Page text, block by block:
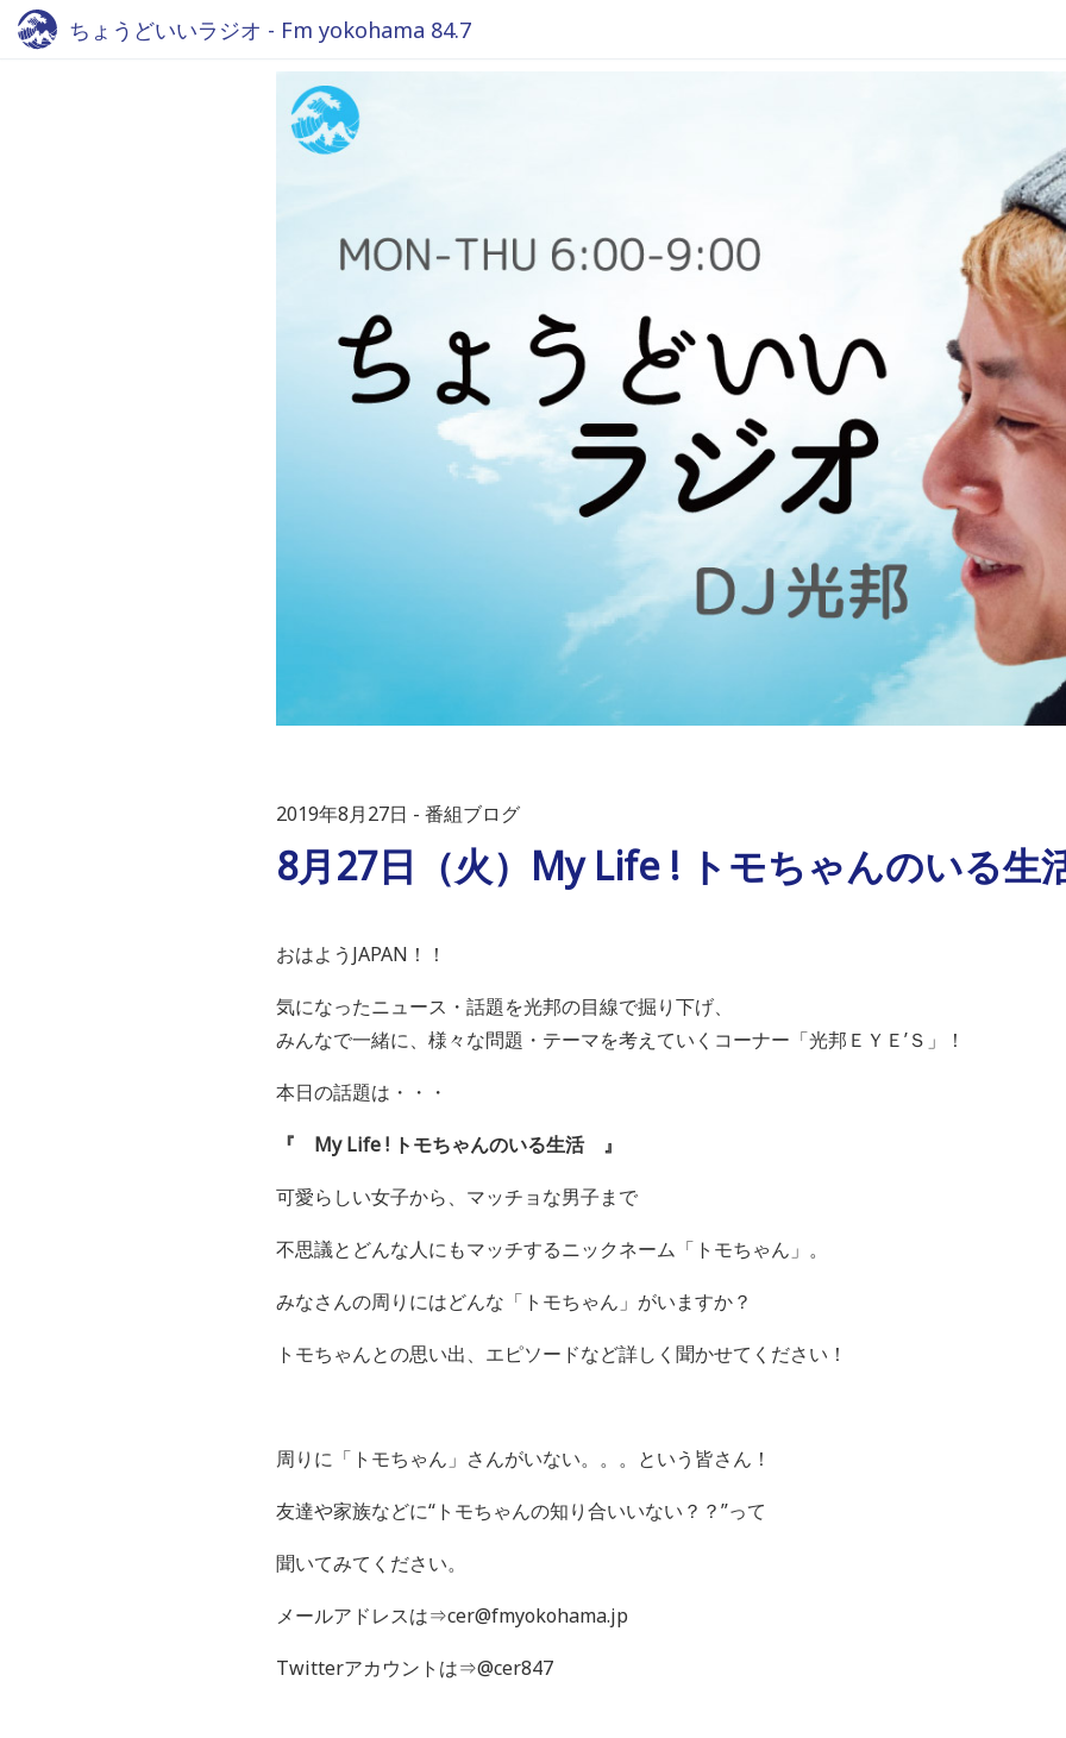
ちょうどいいラジオ - Fm yokohama 84.7
2019年8月27日 番組ブログ
8月27日（火）My Life ! トモちゃんのいる生
おはようJAPAN！！
気になったニュース・話題を光邦の目線で掘り下げ、
みんなで一緒に、様々な問題・テーマを考えていくコーナー「光邦ＥＹＥ’Ｓ」！
本日の話題は・・・
『 My Life ! トモちゃんのいる生活 』
可愛らしい女子から、マッチョな男子まで
不思議とどんな人にもマッチするニックネーム「トモちゃん」。
みなさんの周りにはどんな「トモちゃん」がいますか？
トモちゃんとの思い出、エピソードなど詳しく聞かせてください！
周りに「トモちゃん」さんがいない。。。という皆さん！
友達や家族などに“トモちゃんの知り合いいない？？”って
聞いてみてください。
メールアドレスは⇒cer@fmyokohama.jp
Twitterアカウントは⇒@cer847